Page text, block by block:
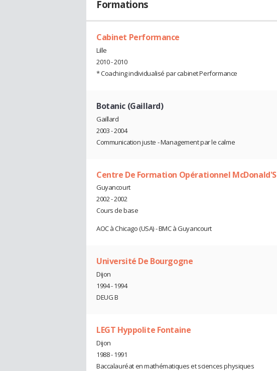
Formations
Cabinet Performance
Lille
2010 - 2010
* Coaching individualisé par cabinet Performance
Botanic (Gaillard)
Gaillard
2003 - 2004
Communication juste - Management par le calme
Centre De Formation Opérationnel McDonald'S
Guyancourt
2002 - 2002
Cours de base
AOC à Chicago (USA) - BMC à Guyancourt
Université De Bourgogne
Dijon
1994 - 1994
DEUG B
LEGT Hyppolite Fontaine
Dijon
1988 - 1991
Baccalauréat en mathématiques et sciences physiques